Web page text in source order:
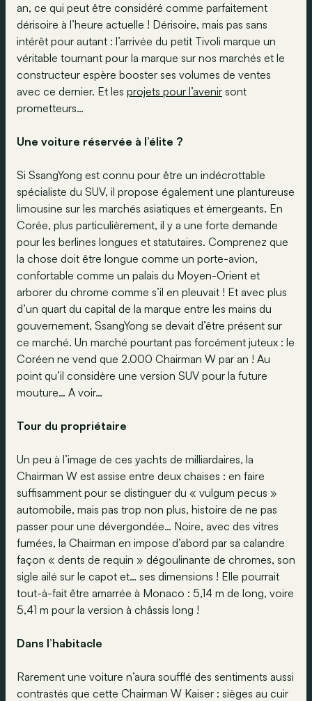
an, ce qui peut être considéré comme parfaitement
dérisoire à l’heure actuelle ! Dérisoire, mais pas sans
intérêt pour autant : l’arrivée du petit Tivoli marque un
véritable tournant pour la marque sur nos marchés et le
constructeur espère booster ses volumes de ventes
avec ce dernier. Et les projets pour l’avenir sont
prometteurs…
Une voiture réservée à l’élite ?
Si SsangYong est connu pour être un indécrottable
spécialiste du SUV, il propose également une plantureuse
limousine sur les marchés asiatiques et émergeants. En
Corée, plus particulièrement, il y a une forte demande
pour les berlines longues et statutaires. Comprenez que
la chose doit être longue comme un porte-avion,
confortable comme un palais du Moyen-Orient et
arborer du chrome comme s’il en pleuvait ! Et avec plus
d’un quart du capital de la marque entre les mains du
gouvernement, SsangYong se devait d’être présent sur
ce marché. Un marché pourtant pas forcément juteux : le
Coréen ne vend que 2.000 Chairman W par an ! Au
point qu’il considère une version SUV pour la future
mouture… A voir…
Tour du propriétaire
Un peu à l’image de ces yachts de milliardaires, la
Chairman W est assise entre deux chaises : en faire
suffisamment pour se distinguer du « vulgum pecus »
automobile, mais pas trop non plus, histoire de ne pas
passer pour une dévergondée… Noire, avec des vitres
fumées, la Chairman en impose d’abord par sa calandre
façon « dents de requin » dégoulinante de chromes, son
sigle ailé sur le capot et… ses dimensions ! Elle pourrait
tout-à-fait être amarrée à Monaco : 5,14 m de long, voire
5,41 m pour la version à châssis long !
Dans l’habitacle
Rarement une voiture n’aura soufflé des sentiments aussi
contrastés que cette Chairman W Kaiser : sièges au cuir